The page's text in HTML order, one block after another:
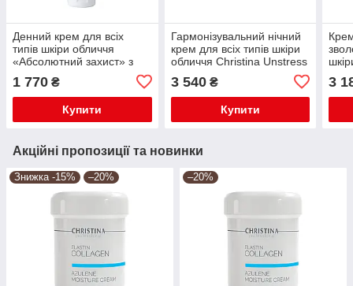
Денний крем для всіх
типів шкіри обличчя
«Абсолютний захист» з
SPF 20 с тоном Bio Phyto
TM Christina
1 770 ₴
Купити
Гармонізувальний нічний
крем для всіх типів шкіри
обличчя Christina Unstress
3 540₴
Купити
3
Акційні пропозиції та новинки
Знижка -15% –20% –20%